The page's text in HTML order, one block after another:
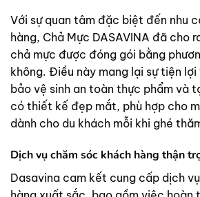
Với sự quan tâm đặc biệt đến nhu
hàng, Chả Mực DASAVINA đã cho
chả mực được đóng gói bằng
không. Điều này mang lại sự tiện
bảo vệ sinh an toàn thực phẩm và
có thiết kế đẹp mắt, phù hợp cho
dành cho du khách mỗi khi ghé
Dịch vụ chăm sóc khách hàng thận
Dasavina cam kết cung cấp dịch